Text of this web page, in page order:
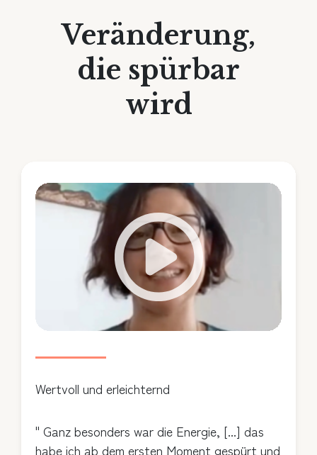
Veränderung,
die spürbar
wird
Wertvoll und erleichternd
" Ganz besonders war die Energie, [...] das
habe ich ab dem ersten Moment gespürt und